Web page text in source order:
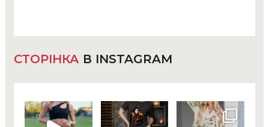
СТОРІНКА В INSTAGRAM